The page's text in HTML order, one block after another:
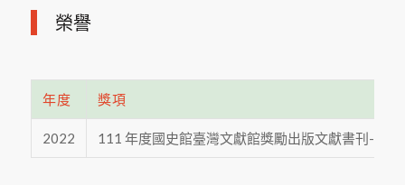
榮譽
年度 獎項
2022 111 年度國史館臺灣文獻館獎勵出版文獻書刊-推